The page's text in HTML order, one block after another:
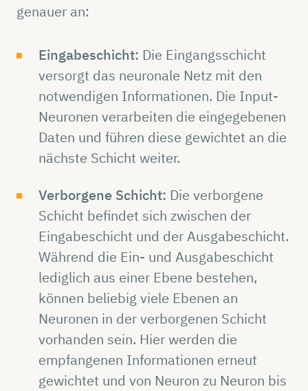
genauer an:
Eingabeschicht: Die Eingangsschicht
versorgt das neuronale Netz mit den
notwendigen Informationen. Die Input-
Neuronen verarbeiten die eingegebenen
Daten und führen diese gewichtet an die
nächste Schicht weiter.
Verborgene Schicht: Die verborgene
Schicht befindet sich zwischen der
Eingabeschicht und der Ausgabeschicht.
Während die Ein- und Ausgabeschicht
lediglich aus einer Ebene bestehen,
können beliebig viele Ebenen an
Neuronen in der verborgenen Schicht
vorhanden sein. Hier werden die
empfangenen Informationen erneut
gewichtet und von Neuron zu Neuron bis